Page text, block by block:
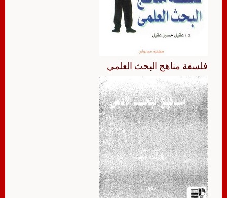
فلسفة مناهج البحث العلمي